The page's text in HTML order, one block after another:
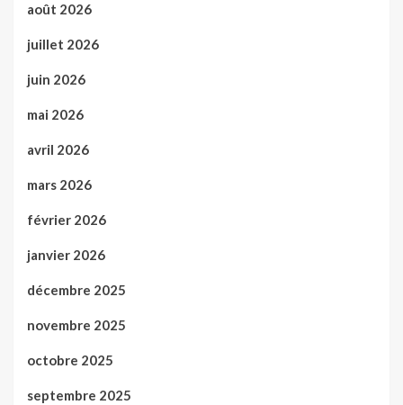
août 2026
juillet 2026
juin 2026
mai 2026
avril 2026
mars 2026
février 2026
janvier 2026
décembre 2025
novembre 2025
octobre 2025
septembre 2025